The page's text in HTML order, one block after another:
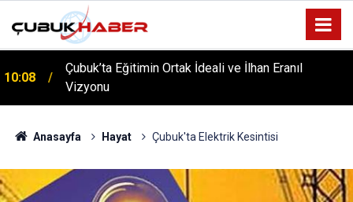
10:08
Çubuk’ta Eğitimin Ortak İdeali ve İlhan Eranıl
Vizyonu
Anasayfa Hayat Çubuk'ta Elektrik Kesintisi